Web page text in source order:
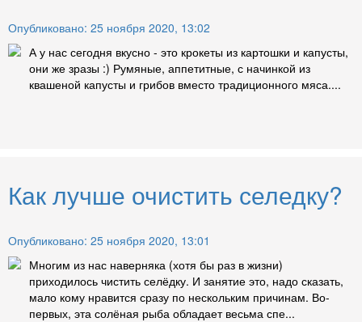
Опубликовано: 25 ноября 2020, 13:02
А у нас сегодня вкусно - это крокеты из картошки и капусты,
они же зразы :) Румяные, аппетитные, с начинкой из
квашеной капусты и грибов вместо традиционного мяса....
Как лучше очистить селедку?
Опубликовано: 25 ноября 2020, 13:01
Многим из нас наверняка (хотя бы раз в жизни)
приходилось чистить селёдку. И занятие это, надо сказать,
мало кому нравится сразу по нескольким причинам. Во-
первых, эта солёная рыба обладает весьма спе...